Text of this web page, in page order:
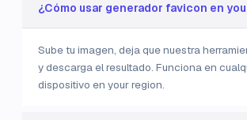
¿Cómo usar generador favicon en
Sube tu imagen, deja que nuestra
y descarga el resultado. Funciona en
dispositivo en your region.